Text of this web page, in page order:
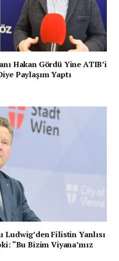
Hakan Gördü Yine ATIB’i
Paylaşım Yaptı
Ludwig’den Filistin Yanlısı
“Bu Bizim Viyana’mız